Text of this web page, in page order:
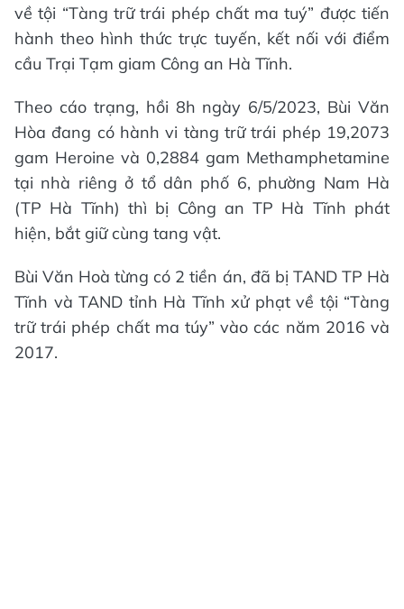
về tội “Tàng trữ trái phép chất ma tuý” được tiến
hành theo hình thức trực tuyến, kết nối với điểm
cầu Trại Tạm giam Công an Hà Tĩnh.
Theo cáo trạng, hồi 8h ngày 6/5/2023, Bùi Văn
Hòa đang có hành vi tàng trữ trái phép 19,2073
gam Heroine và 0,2884 gam Methamphetamine
tại nhà riêng ở tổ dân phố 6, phường Nam Hà
(TP Hà Tĩnh) thì bị Công an TP Hà Tĩnh phát
hiện, bắt giữ cùng tang vật.
Bùi Văn Hoà từng có 2 tiền án, đã bị TAND TP Hà
Tĩnh và TAND tỉnh Hà Tĩnh xử phạt về tội “Tàng
trữ trái phép chất ma túy” vào các năm 2016 và
2017.